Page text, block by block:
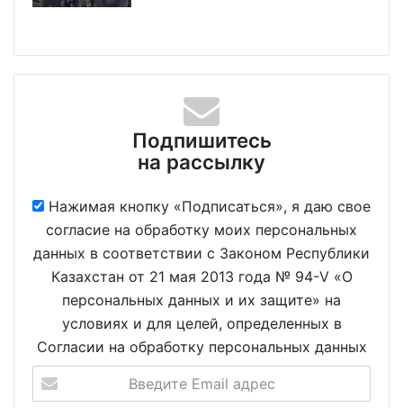
Подпишитесь
на рассылку
Нажимая кнопку «Подписаться», я даю свое
согласие на обработку моих персональных
данных в соответствии с Законом Республики
Казахстан от 21 мая 2013 года № 94-V «О
персональных данных и их защите» на
условиях и для целей, определенных в
Согласии на обработку персональных данных